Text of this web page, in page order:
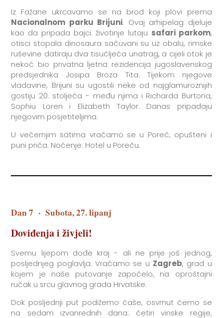
Iz Fažane ukrcavamo se na brod koji plovi prema
Nacionalnom parku Brijuni. Ovaj arhipelag djeluje
kao da pripada bajci: životinje lutaju safari parkom,
otisci stopala dinosaura sačuvani su uz obalu, rimske
ruševine datiraju dva tisućljeća unatrag, a cijeli otok je
nekoć bio privatna ljetna rezidencija jugoslavenskog
predsjednika Josipa Broza Tita. Tijekom njegove
vladavine, Brijuni su ugostili neke od najglamuroznijih
gostiju 20. stoljeća - među njima i Richarda Burtona,
Sophiu Loren i Elizabeth Taylor. Danas pripadaju
njegovim posjetiteljima.
U večernjim satima vraćamo se u Poreč, opušteni i
puni priča. Noćenje: Hotel u Poreču.
Dan 7 · Subota, 27. lipanj
Doviđenja i živjeli!
Svemu lijepom dođe kraj - ali ne prije još jednog,
posljednjeg poglavlja. Vraćamo se u Zagreb, grad u
kojem je naše putovanje započelo, na oproštajni
ručak u srcu glavnog grada Hrvatske.
Dok posljednji put podižemo čaše, osvrnut ćemo se
na sedam izvanrednih dana: četiri vinske regije,